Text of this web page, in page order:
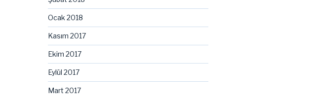
Ocak 2018
Kasım 2017
Ekim 2017
Eylül 2017
Mart 2017